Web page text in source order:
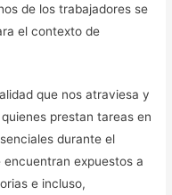
de los trabajadores se
el contexto de
que nos atraviesa y
prestan tareas en
durante el
expuestos a
e incluso,